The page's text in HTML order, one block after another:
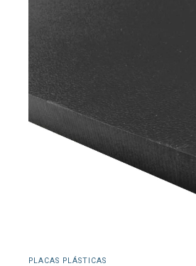
PLACAS PLÁSTICAS